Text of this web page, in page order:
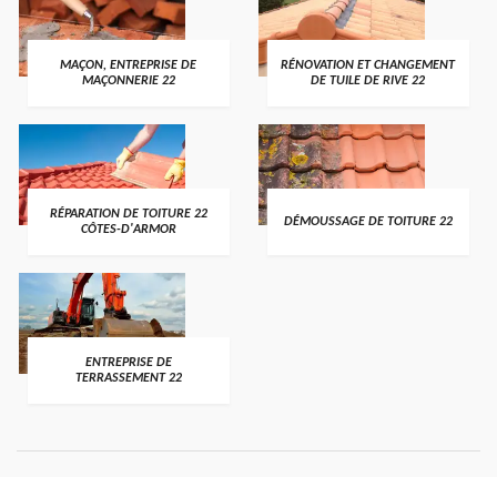
MAÇON, ENTREPRISE DE
MAÇONNERIE 22
RÉNOVATION ET CHANGEMENT
DE TUILE DE RIVE 22
RÉPARATION DE TOITURE 22
CÔTES-D'ARMOR
DÉMOUSSAGE DE TOITURE 22
ENTREPRISE DE
TERRASSEMENT 22